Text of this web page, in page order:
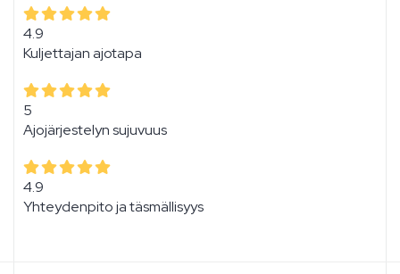
4.9
Kuljettajan ajotapa
5
Ajojärjestelyn sujuvuus
4.9
Yhteydenpito ja täsmällisyys